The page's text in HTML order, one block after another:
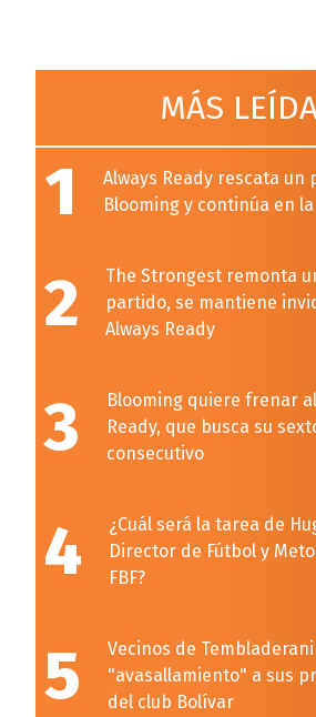
MÁS
1
Always Ready rescata un
Blooming y continúa en
2
The Strongest remonta
partido, se mantiene
Always Ready
3
Blooming quiere frenar
Ready, que busca su
consecutivo
4
¿Cuál será la tarea de
Director de Fútbol y
FBF?
5
Vecinos de
"avasallamiento" a sus
del club Bolívar